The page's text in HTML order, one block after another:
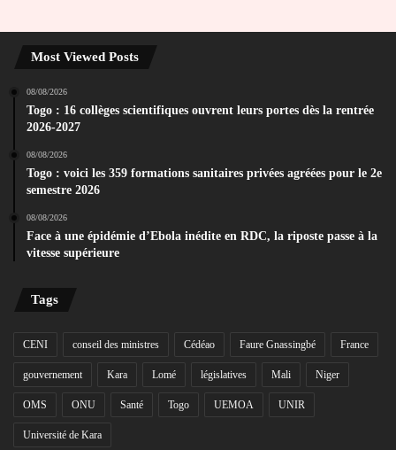
Most Viewed Posts
08/08/2026
Togo : 16 collèges scientifiques ouvrent leurs portes dès la rentrée
2026-2027
08/08/2026
Togo : voici les 359 formations sanitaires privées agréées pour le 2e
semestre 2026
08/08/2026
Face à une épidémie d’Ebola inédite en RDC, la riposte passe à la
vitesse supérieure
Tags
CENI conseil des ministres Cédéao Faure Gnassingbé France
gouvernement Kara Lomé législatives Mali Niger
OMS ONU Santé Togo UEMOA UNIR
Université de Kara